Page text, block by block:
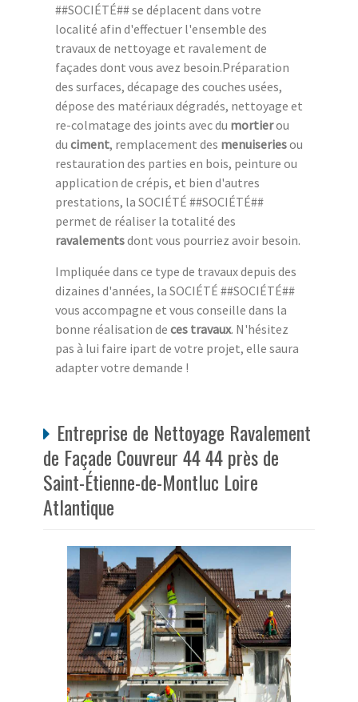
##SOCIÉTÉ## se déplacent dans votre
localité afin d'effectuer l'ensemble des
travaux de nettoyage et ravalement de
façades dont vous avez besoin.Préparation
des surfaces, décapage des couches usées,
dépose des matériaux dégradés, nettoyage et
re-colmatage des joints avec du mortierou
du ciment, remplacement des menuiseriesou
restauration des parties en bois, peinture ou
application de crépis, et bien d'autres
prestations, la SOCIÉTÉ ##SOCIÉTÉ##
permet de réaliser la totalité des
ravalementsdont vous pourriez avoir besoin.
Impliquée dans ce type de travaux depuis des
dizaines d'années, la SOCIÉTÉ ##SOCIÉTÉ##
vous accompagne et vous conseille dans la
bonne réalisation de ces travaux. N'hésitez
pas à lui faire ipart de votre projet, elle saura
adapter votre demande !
Entreprise de Nettoyage Ravalement
de Façade Couvreur 44 44 près de
Saint-Étienne-de-Montluc Loire
Atlantique